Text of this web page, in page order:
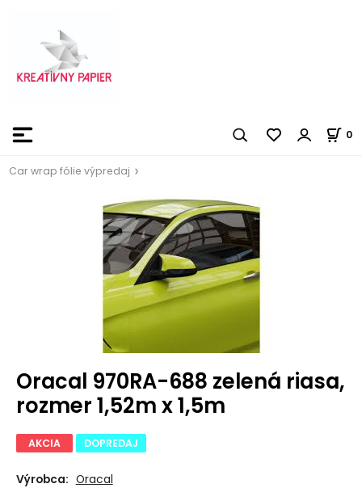
0
Car wrap fólie výpredaj
Oracal 970RA-688 zelená riasa,
rozmer 1,52m x 1,5m
AKCIA DOPREDAJ
Výrobca: Oracal